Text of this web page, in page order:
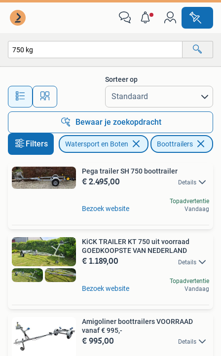
Alle afstanden…
Sorteer op
Bewaar je zoekopdracht
Filters Watersport en Boten Boottrailers
Pega trailer SH 750 boottrailer
€ 2.495,00 Details
Bezoek website
Topadvertentie
Vandaag
KiCK TRAILER KT 750 uit voorraad
GOEDKOOPSTE VAN NEDERLAND
€ 1.189,00 Details
Bezoek website
Topadvertentie
Vandaag
Amigoliner boottrailers VOORRAAD
vanaf € 995,-
€ 995,00 Details